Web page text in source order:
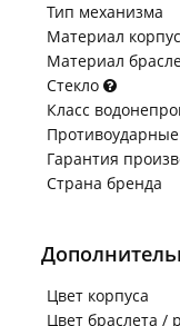
Тип механизма
Материал
Материал
Стекло
Класс
Противоударные
Гарантия
Страна бренда
Цвет корпуса
Цвет браслета /